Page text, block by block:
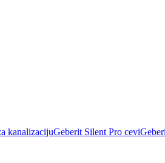
kanalizacijuGeberit Silent Pro cevi